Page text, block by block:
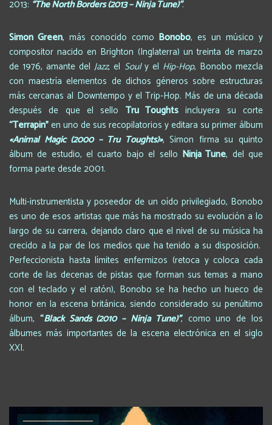
2013: “The North Borders (2013– Ninja Tune)”.
Simon Green, más conocido como Bonobo, es un músico y
compositor nacido en Brighton (Inglaterra) un treinta de marzo
de 1976, amante delJazz, el Souly el Hip-Hop, Bonobo mezcla
con maestría elementos de dichos géneros sobre estructuras
más cercanas al Downtempo y el Trip-Hop. Más de una década
después de que el sello Tru Toughts incluyera su corte
“Terrapin”en uno de sus recopilatorios y editara su primer álbum
«Animal Magic (2000 – Tru Toughts)», Simon firma su quinto
álbum de estudio, el cuarto bajo el sello Ninja Tune, del que
forma parte desde 2001.
Multi-instrumentista y poseedor de un oído privilegiado, Bonobo
es uno de esos artistas que más ha mostrado su evolución a lo
largo de su carrera, dejando claro que el nivel de su música ha
crecido a la par de los medios que ha tenido a su disposición.
Perfeccionista hasta límites enfermizos (retoca y coloca cada
corte de las decenas de pistas que forman sus temas a mano
con el teclado y el ratón), Bonobo se ha hecho un hueco de
honor en la escena británica, siendo considerado su penúltimo
álbum, “Black Sands (2010 – Ninja Tune)”, como uno de los
álbumes más importantes de la escena electrónica en el siglo
XXI.